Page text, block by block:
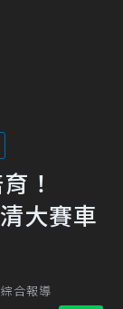
！
大賽車
合報導